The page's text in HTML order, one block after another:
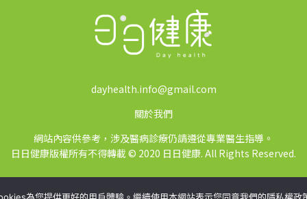
dayhealth.info@gmail.com
關於我們
網站內容供參考，涉及醫病診療仍請遵從專業醫生指導。
日日健康版權所有不得轉載 © 2020 日日健康. All Rights Reserved.